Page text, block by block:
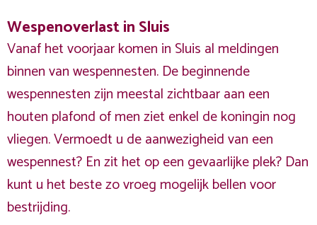
Wespenoverlast in Sluis
Vanaf het voorjaar komen in Sluis al meldingen
binnen van wespennesten. De beginnende
wespennesten zijn meestal zichtbaar aan een
houten plafond of men ziet enkel de koningin nog
vliegen. Vermoedt u de aanwezigheid van een
wespennest? En zit het op een gevaarlijke plek? Dan
kunt u het beste zo vroeg mogelijk bellen voor
bestrijding.